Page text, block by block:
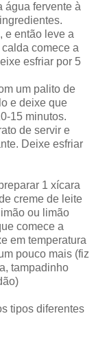
água fervente à
e então leve a
comece a
esfriar por 5
um palito de
e deixe que
15 minutos.
de servir e
Deixe esfriar
1 xícara
creme de leite
ou limão
comece a
em temperatura
pouco mais (fiz
tampadinho
tipos diferentes